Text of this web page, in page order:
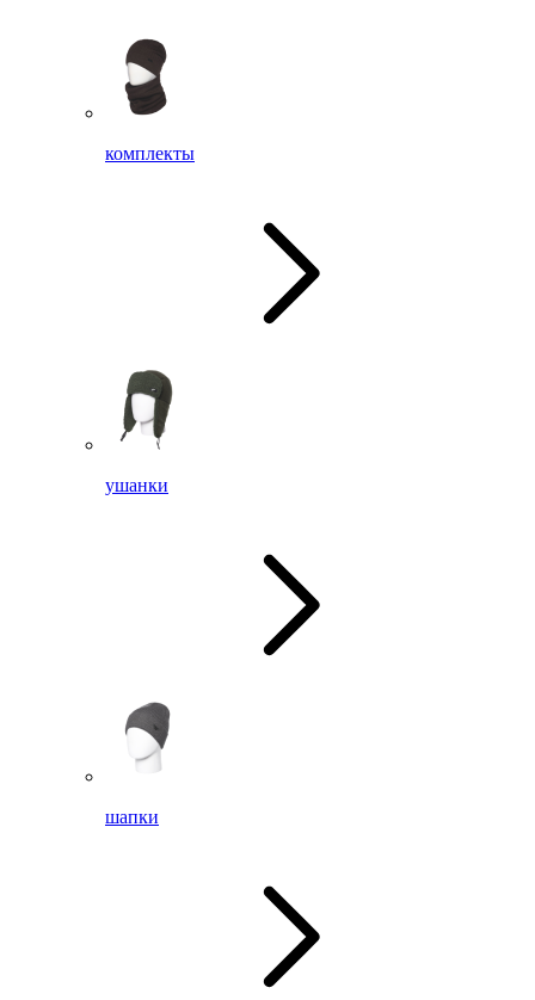
комплекты
ушанки
шапки